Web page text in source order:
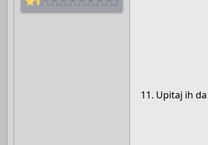
11. Upitaj ih